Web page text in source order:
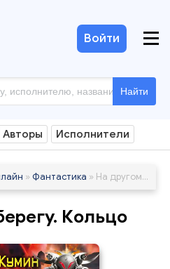
Найти
Войти
Авторы Исполнители
» Фантастика » На другом берегу. Кольцо
Кольцо